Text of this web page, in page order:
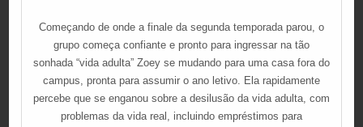
Começando de onde a finale da segunda temporada parou, o
grupo começa confiante e pronto para ingressar na tão
sonhada “vida adulta” Zoey se mudando para uma casa fora do
campus, pronta para assumir o ano letivo. Ela rapidamente
percebe que se enganou sobre a desilusão da vida adulta, com
problemas da vida real, incluindo empréstimos para